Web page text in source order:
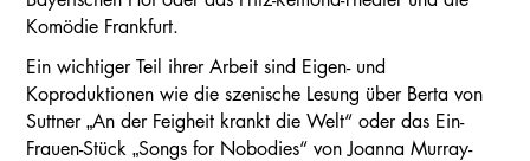
Komödie Frankfurt.
Ein wichtiger Teil ihrer Arbeit sind Eigen- und
Koproduktionen wie die szenische Lesung über Berta von
Suttner „An der Feigheit krankt die Welt“ oder das Ein-
Frauen-Stück „Songs for Nobodies“ von Joanna Murray-